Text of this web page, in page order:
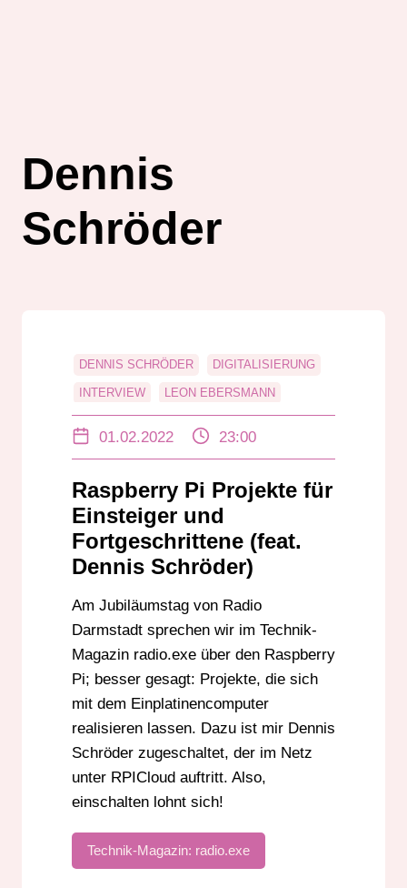
Dennis
Schröder
DENNIS SCHRÖDER DIGITALISIERUNG
INTERVIEW LEON EBERSMANN
01.02.2022 23:00
Raspberry Pi Projekte für
Einsteiger und
Fortgeschrittene (feat.
Dennis Schröder)
Am Jubiläumstag von Radio
Darmstadt sprechen wir im Technik-
Magazin radio.exe über den Raspberry
Pi; besser gesagt: Projekte, die sich
mit dem Einplatinencomputer
realisieren lassen. Dazu ist mir Dennis
Schröder zugeschaltet, der im Netz
unter RPICloud auftritt. Also,
einschalten lohnt sich!
Technik-Magazin: radio.exe